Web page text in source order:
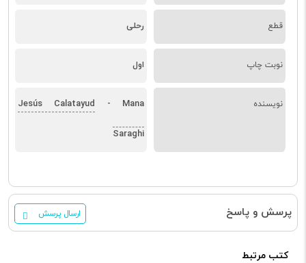
قطع رحلی
نوبت چاپ اول
نویسنده Jesús Calatayud - Mana
Saraghi
پرسش و پاسخ ارسال پرسش
کتب مرتبط